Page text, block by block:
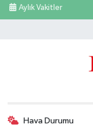
Aylık Vakitler
Hava Durumu